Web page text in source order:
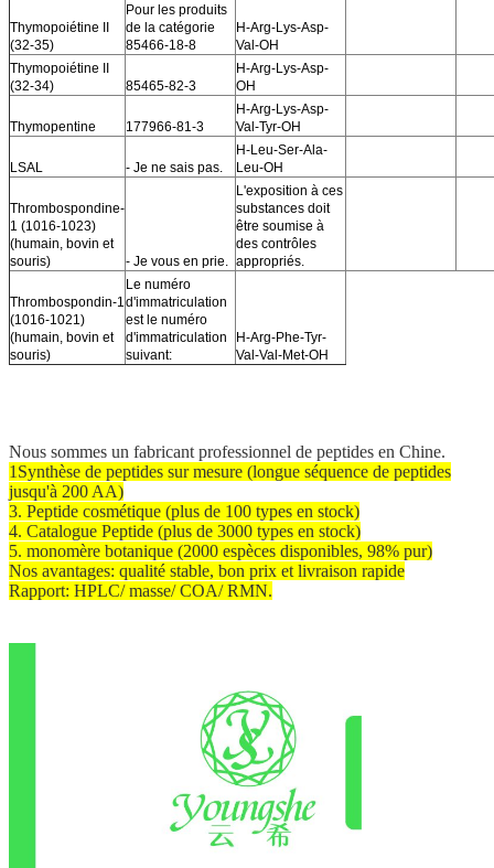
Thymopoiétine II
(32-35)
Pour les produits
de la catégorie
85466-18-8
H-Arg-Lys-Asp-
Val-OH
Thymopoiétine II
(32-34)
85465-82-3
H-Arg-Lys-Asp-
OH
Thymopentine 177966-81-3
H-Arg-Lys-Asp-
Val-Tyr-OH
LSAL - Je ne sais pas.
H-Leu-Ser-Ala-
Leu-OH
Thrombospondine-
1 (1016-1023)
(humain, bovin et
souris)
- Je vous en prie.
L'exposition à ces
substances doit
être soumise à
des contrôles
appropriés.
Thrombospondin-1
(1016-1021)
(humain, bovin et
souris)
Le numéro
d'immatriculation
est le numéro
d'immatriculation
suivant:
H-Arg-Phe-Tyr-
Val-Val-Met-OH
Nous sommes un fabricant professionnel de peptides en Chine.
1Synthèse de peptides sur mesure (longue séquence de peptides
jusqu'à 200 AA)
3. Peptide cosmétique (plus de 100 types en stock)
4. Catalogue Peptide (plus de 3000 types en stock)
5. monomère botanique (2000 espèces disponibles, 98% pur)
Nos avantages: qualité stable, bon prix et livraison rapide
Rapport: HPLC/ masse/ COA/ RMN.